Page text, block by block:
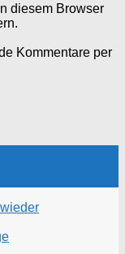
diesem Browser
Kommentare per